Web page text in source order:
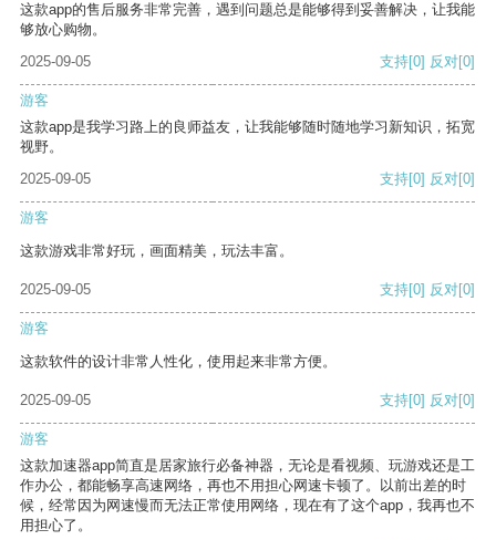
这款app的售后服务非常完善，遇到问题总是能够得到妥善解决，让我能
够放心购物。
2025-09-05
支持[0] 反对[0]
游客
这款app是我学习路上的良师益友，让我能够随时随地学习新知识，拓宽
视野。
2025-09-05
支持[0] 反对[0]
游客
这款游戏非常好玩，画面精美，玩法丰富。
2025-09-05 支持[0] 反对[0]
游客
这款软件的设计非常人性化，使用起来非常方便。
2025-09-05 支持[0] 反对[0]
游客
这款加速器app简直是居家旅行必备神器，无论是看视频、玩游戏还是工
作办公，都能畅享高速网络，再也不用担心网速卡顿了。以前出差的时
候，经常因为网速慢而无法正常使用网络，现在有了这个app，我再也不
用担心了。